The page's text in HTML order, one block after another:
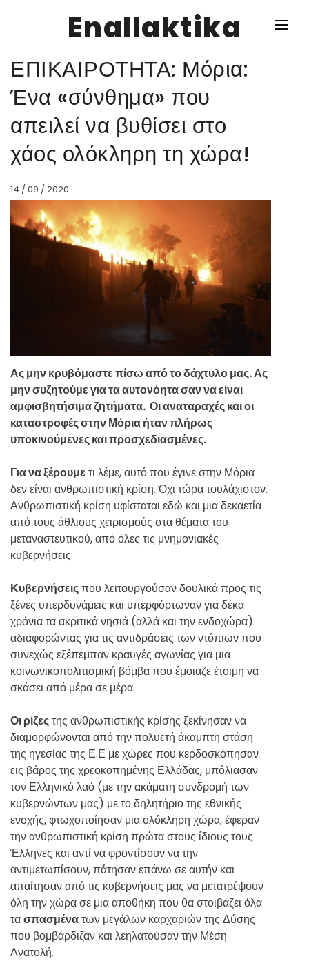
Enallaktika
NEWS
ΥΓΕΙΑ
ΣΥΝΤΑΓΕΣ
ΔΙΑΦΟΡΑ
ΕΝΑΛΛΑΚΤΙΚΑ
ΑΥΤΑΡΚΕΙΑ
ΕΠΙΚΑΙΡΟΤΗΤΑ: Μόρια:
Ένα «σύνθημα» που
απειλεί να βυθίσει στο
χάος ολόκληρη τη χώρα!
14 / 09 / 2020
Ας μην κρυβόμαστε πίσω από το δάχτυλο μας. Ας
μην συζητούμε για τα αυτονόητα σαν να είναι
αμφισβητήσιμα ζητήματα. Οι αναταραχές και οι
καταστροφές στην Μόρια ήταν πλήρως
υποκινούμενες και προσχεδιασμένες.
Για να ξέρουμετι λέμε, αυτό που έγινε στην Μόρια
δεν είναι ανθρωπιστική κρίση. Όχι τώρα τουλάχιστον.
Ανθρωπιστική κρίση υφίσταται εδώ και μια δεκαετία
από τους άθλιους χειρισμούς στα θέματα του
μεταναστευτικού, από όλες τις μνημονιακές
κυβερνήσεις.
Κυβερνήσειςπου λειτουργούσαν δουλικά προς τις
ξένες υπερδυνάμεις και υπερφόρτωναν για δέκα
χρόνια τα ακριτικά νησιά (αλλά και την ενδοχώρα)
αδιαφορώντας για τις αντιδράσεις των ντόπιων που
συνεχώς εξέπεμπαν κραυγές αγωνίας για μια
κοινωνικοπολιτισμική βόμβα που έμοιαζε έτοιμη να
σκάσει από μέρα σε μέρα.
Οι ρίζεςτης ανθρωπιστικής κρίσης ξεκίνησαν να
διαμορφώνονται από την πολυετή άκαμπτη στάση
της ηγεσίας της Ε.Ε με χώρες που κερδοσκόπησαν
εις βάρος της χρεοκοπημένης Ελλάδας, μπόλιασαν
τον Ελληνικό λαό (με την ακάματη συνδρομή των
κυβερνώντων μας) με το δηλητήριο της εθνικής
ενοχής, φτωχοποίησαν μια ολόκληρη χώρα, έφεραν
την ανθρωπιστική κρίση πρώτα στους ίδιους τους
Έλληνες και αντί να φροντίσουν να την
αντιμετωπίσουν, πάτησαν επάνω σε αυτήν και
απαίτησαν από τις κυβερνήσεις μας να μετατρέψουν
όλη την χώρα σε μια αποθήκη που θα στοιβάζει όλα
τασπασμένατων μεγάλων καρχαριών της Δύσης
που βομβάρδιζαν και λεηλατούσαν την Μέση
Ανατολή.